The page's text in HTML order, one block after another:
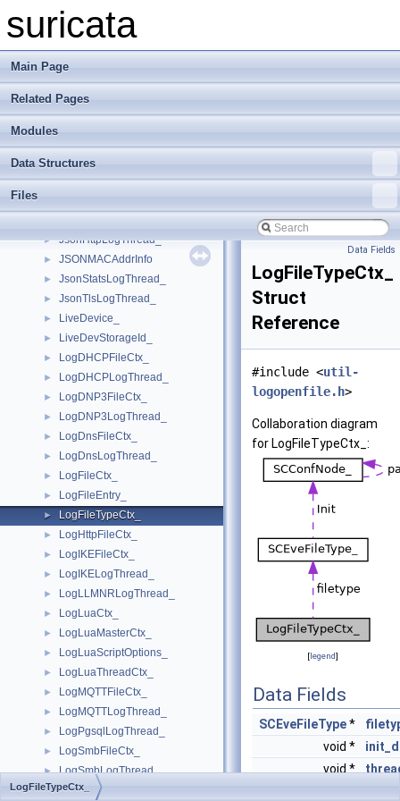
suricata
Main Page
Related Pages
Modules
Data Structures
Files
► IPv6Type
► JA3Buffer_
► JsonAddrInfo_
► JsonAlertLogThread_
► JsonDropOutputCtx_
► JsonEmailLogThread_
► JsonHttpLogThread_
► JSONMACAddrInfo
► JsonStatsLogThread_
► JsonTlsLogThread_
► LiveDevice_
► LiveDevStorageId_
► LogDHCPFileCtx_
► LogDHCPLogThread_
► LogDNP3FileCtx_
► LogDNP3LogThread_
► LogDnsFileCtx_
► LogDnsLogThread_
► LogFileCtx_
► LogFileEntry_
► LogFileTypeCtx_
► LogHttpFileCtx_
► LogIKEFileCtx_
► LogIKELogThread_
► LogLLMNRLogThread_
► LogLuaCtx_
► LogLuaMasterCtx_
► LogLuaScriptOptions_
► LogLuaThreadCtx_
► LogMQTTFileCtx_
► LogMQTTLogThread_
► LogPgsqlLogThread_
► LogSmbFileCtx_
► LogSmbLogThread_
► LogStatsFileCtx_
Data Fields
LogFileTypeCtx_
Struct
Reference
#include <util-
logopenfile.h>
Collaboration diagram
for LogFileTypeCtx_:
[legend]
Data Fields
SCEveFileType*
void *
void *
LogFileTypeCtx_